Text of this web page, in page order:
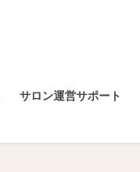
サロン運営サポート